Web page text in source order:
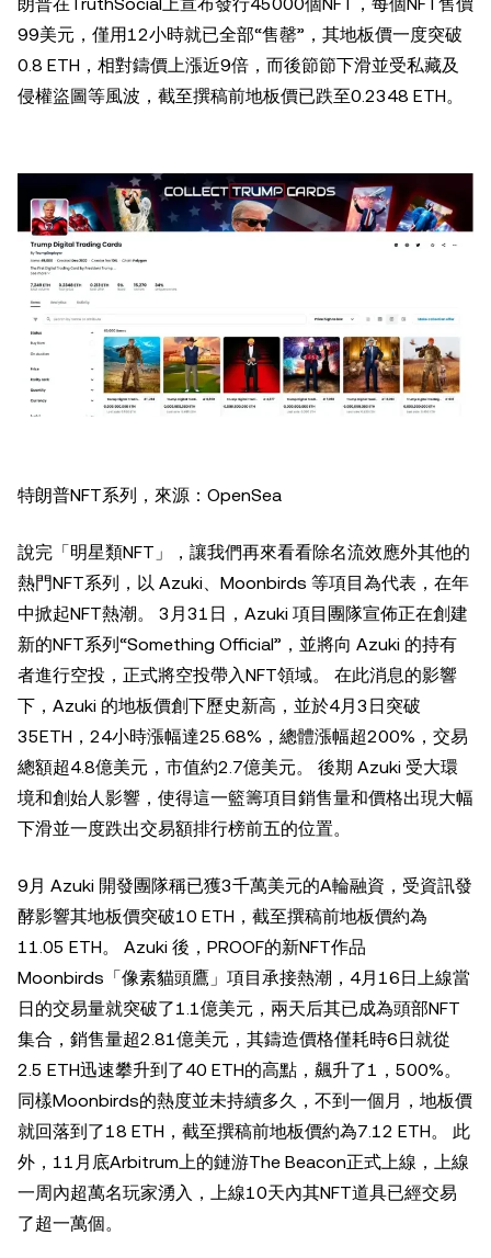
99美元，僅用12小時就已全部“售罄”，其地板價一度突破
0.8 ETH，相對鑄價上漲近9倍，而後節節下滑並受私藏及
侵權盜圖等風波，截至撰稿前地板價已跌至0.2348 ETH。
特朗普NFT系列，來源：OpenSea
說完「明星類NFT」，讓我們再來看看除名流效應外其他的
熱門NFT系列，以 Azuki、Moonbirds 等項目為代表，在年
中掀起NFT熱潮。 3月31日，Azuki 項目團隊宣佈正在創建
新的NFT系列“Something Official”，並將向 Azuki 的持有
者進行空投，正式將空投帶入NFT領域。 在此消息的影響
下，Azuki 的地板價創下歷史新高，並於4月3日突破
35ETH，24小時漲幅達25.68%，總體漲幅超200%，交易
總額超4.8億美元，市值約2.7億美元。 後期 Azuki 受大環
境和創始人影響，使得這一籃籌項目銷售量和價格出現大幅
下滑並一度跌出交易額排行榜前五的位置。
9月 Azuki 開發團隊稱已獲3千萬美元的A輪融資，受資訊發
酵影響其地板價突破10 ETH，截至撰稿前地板價約為
11.05 ETH。 Azuki 後，PROOF的新NFT作品
Moonbirds「像素貓頭鷹」項目承接熱潮，4月16日上線當
日的交易量就突破了1.1億美元，兩天后其已成為頭部NFT
集合，銷售量超2.81億美元，其鑄造價格僅耗時6日就從
2.5 ETH迅速攀升到了40 ETH的高點，飆升了1，500%。
同樣Moonbirds的熱度並未持續多久，不到一個月，地板價
就回落到了18 ETH，截至撰稿前地板價約為7.12 ETH。 此
外，11月底Arbitrum上的鏈游The Beacon正式上線，上線
一周內超萬名玩家湧入，上線10天內其NFT道具已經交易
了超一萬個。